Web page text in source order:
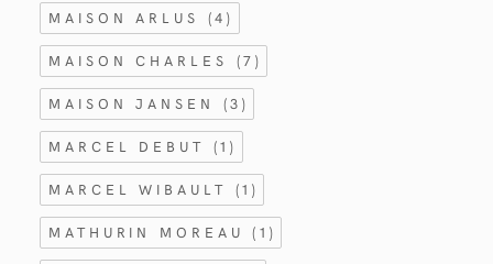
MAISON ARLUS (4)
MAISON CHARLES (7)
MAISON JANSEN (3)
MARCEL DEBUT (1)
MARCEL WIBAULT (1)
MATHURIN MOREAU(1)